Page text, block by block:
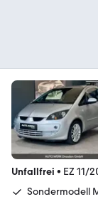
Unfallfrei • EZ 11/
Sondermodell